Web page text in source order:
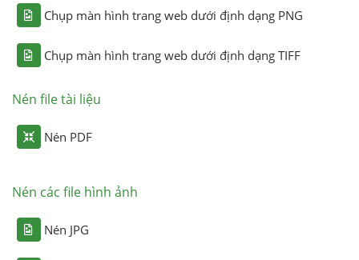
Chụp màn hình trang web dưới định dạng PNG
Chụp màn hình trang web dưới định dạng TIFF
Nén file tài liệu
Nén PDF
Nén các file hình ảnh
Nén JPG